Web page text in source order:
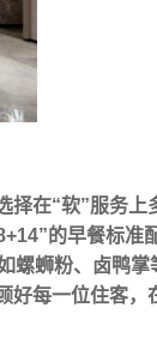
择在“软”服务
的早餐标准
螺蛳粉、卤鸭
好每一位住客，